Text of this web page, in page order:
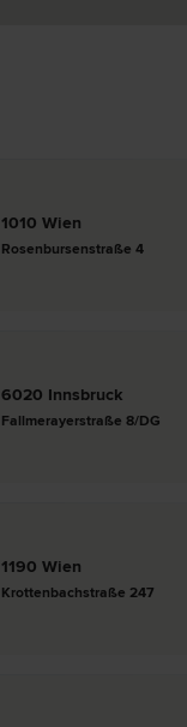
1010 Wien
Rosenbursenstraße 4
6020 Innsbruck
Fallmerayerstraße 8/DG
1190 Wien
Krottenbachstraße 247